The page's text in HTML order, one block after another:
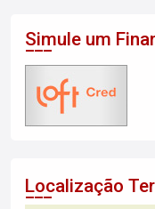
Simule um
Localização